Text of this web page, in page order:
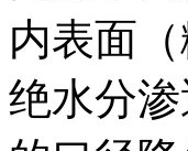
内表面
绝水分